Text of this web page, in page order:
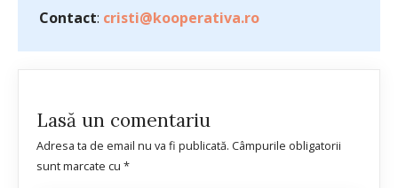
Contact: cristi@kooperativa.ro
Lasă un comentariu
Adresa ta de email nu va fi publicată. Câmpurile obligatorii
sunt marcate cu *